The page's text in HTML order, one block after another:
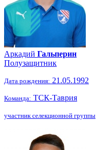
Аркадий Гальперин
Полузащитник
Дата рождения: 21.05.1992
Команда: ТСК-Таврия
участник селекционной группы